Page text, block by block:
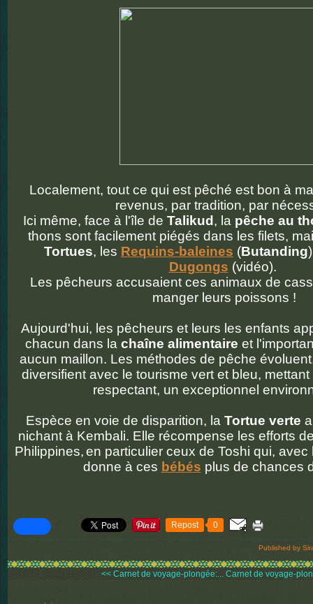
Localement, tout ce qui est pêché est bon à
revenus, par tradition, par
Ici même, face à l'île de Talikud , la pêche au
thons sont facilement piégés dans les filets,
Tortues, les Requins-baleines (Butanding
Dugongs (vidéo).
Les pêcheurs accusaient ces animaux de
manger leurs poissons !
Aujourd'hui, les pêcheurs et leurs les enfants
chacun dans la chaîne alimentaire et
aucun maillon. Les méthodes de pêche
diversifient avec le tourisme vert et bleu,
respectant, un exceptionnel
Espèce en voie de disparition, la Tortue verte
nichant à Kembali. Elle récompense les efforts
Philippines,en particulier ceux de Toshi qui,
donne à ces bébés plus de chances
Repost 0
Published by
<< Carnet de voyage-plongée:... Carnet de voyage-